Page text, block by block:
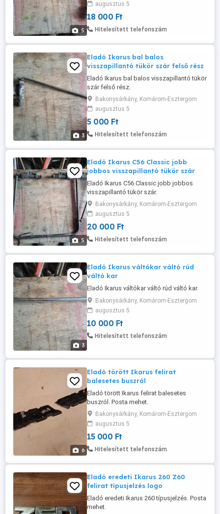
5
augusztus 5
18 000 Ft
Hitelesített telefonszám
3
Eladó Ikarus bal balos
visszapillantó tükör szár felső rész
Eladó Ikarus bal balos visszapillantó tükör
szár felső rész.
Bakonysárkány, Komárom-Esztergom
augusztus 5
5 000 Ft
Hitelesített telefonszám
5
Eladó Ikarus C56 Classic jobb
jobbos visszapillantó tükör szár
Eladó Ikarus C56 Classic jobb jobbos
visszapillantó tükör szár.
Bakonysárkány, Komárom-Esztergom
augusztus 5
20 000 Ft
Hitelesített telefonszám
3
Eladó Ikarus váltókar váltó rúd
váltó kar
Eladó Ikarus váltókar váltó rúd váltó kar.
Bakonysárkány, Komárom-Esztergom
augusztus 5
10 000 Ft
Hitelesített telefonszám
6
Eladó törött Ikarus felirat
balesetes buszról
Eladó törött Ikarus felirat balesetes
buszról. Posta mehet.
Bakonysárkány, Komárom-Esztergom
augusztus 5
15 000 Ft
Hitelesített telefonszám
Eladó eredeti Ikarus 260 Z60
felirat típusjelzés logo
Eladó eredeti Ikarus 260 típusjelzés. Posta
mehet.